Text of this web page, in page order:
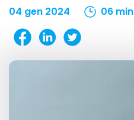
04 gen 2024 06 min